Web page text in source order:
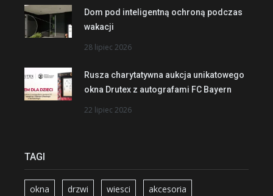
Dom pod inteligentną ochroną podczas
wakacji
28 lipiec 2026
Rusza charytatywna aukcja unikatowego
okna Drutex z autografami FC Bayern
22 lipiec 2026
TAGI
okna drzwi wiesci akcesoria